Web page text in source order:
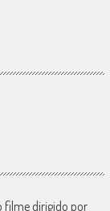
filme dirigido por